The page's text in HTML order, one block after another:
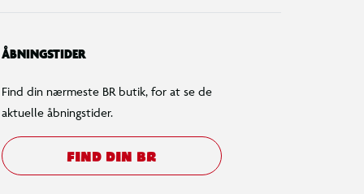
ÅBNINGSTIDER
Find din nærmeste BR butik, for at se de
aktuelle åbningstider.
FIND DIN BR